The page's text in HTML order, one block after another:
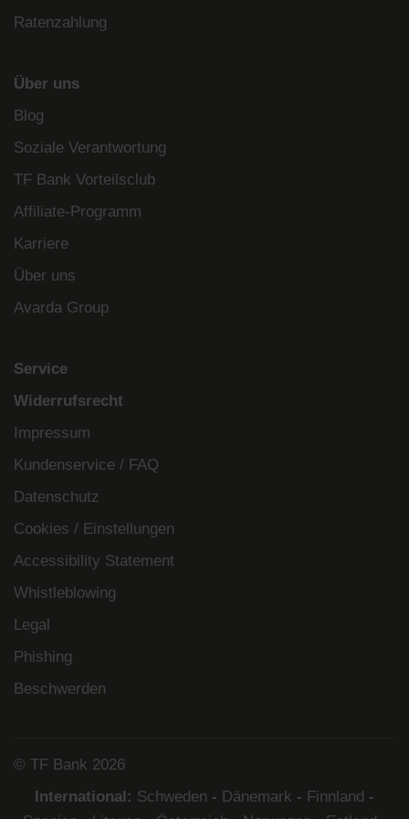
Ratenzahlung
Über uns
Blog
Soziale Verantwortung
TF Bank Vorteilsclub
Affiliate-Programm
Karriere
Über uns
Avarda Group
Service
Widerrufsrecht
Impressum
Kundenservice / FAQ
Datenschutz
Cookies / Einstellungen
Accessibility Statement
Whistleblowing
Legal
Phishing
Beschwerden
© TF Bank 2026
International: Schweden - Dänemark - Finnland -